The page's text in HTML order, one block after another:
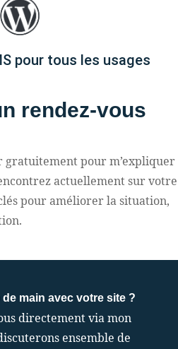
pour tous les usages
rendez-vous
gratuitement pour m’expliquer
actuellement sur votre
pour améliorer la situation,
main avec votre site ?
directement via mon
ensemble de